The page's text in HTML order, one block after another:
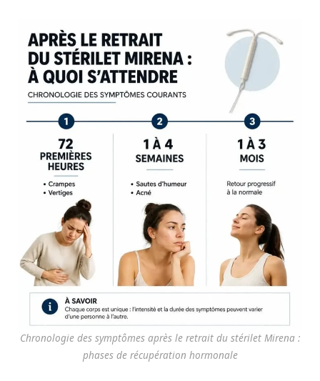
Chronologie des symptômes après le retrait du stérilet Mirena :
phases de récupération hormonale